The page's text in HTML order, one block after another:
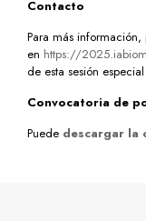
Contacto
Para más
en https://
de esta sesión
Convocatoria de
Puede descargar la